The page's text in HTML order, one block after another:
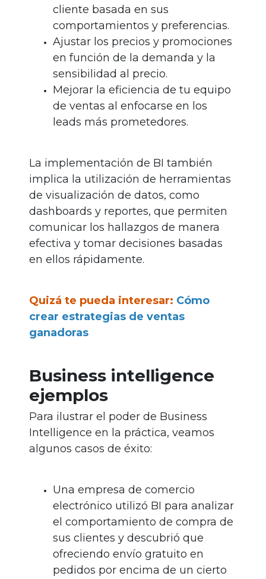
cliente basada en sus
comportamientos y preferencias.
Ajustar los precios y promociones
en función de la demanda y la
sensibilidad al precio.
Mejorar la eficiencia de tu equipo
de ventas al enfocarse en los
leads más prometedores.
La implementación de BI también
implica la utilización de herramientas
de visualización de datos, como
dashboards y reportes, que permiten
comunicar los hallazgos de manera
efectiva y tomar decisiones basadas
en ellos rápidamente.
Quizá te pueda interesar: Cómo
crear estrategias de ventas
ganadoras
Business intelligence
ejemplos
Para ilustrar el poder de Business
Intelligence en la práctica, veamos
algunos casos de éxito:
Una empresa de comercio
electrónico utilizó BI para analizar
el comportamiento de compra de
sus clientes y descubrió que
ofreciendo envío gratuito en
pedidos por encima de un cierto